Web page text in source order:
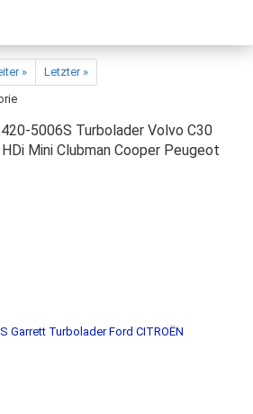
»
Letzter »
5006S Turbolader Volvo C30
Mini Clubman Cooper Peugeot